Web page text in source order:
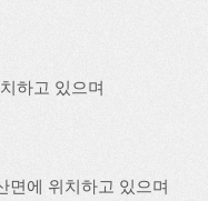
하고 있으며
면에 위치하고 있으며